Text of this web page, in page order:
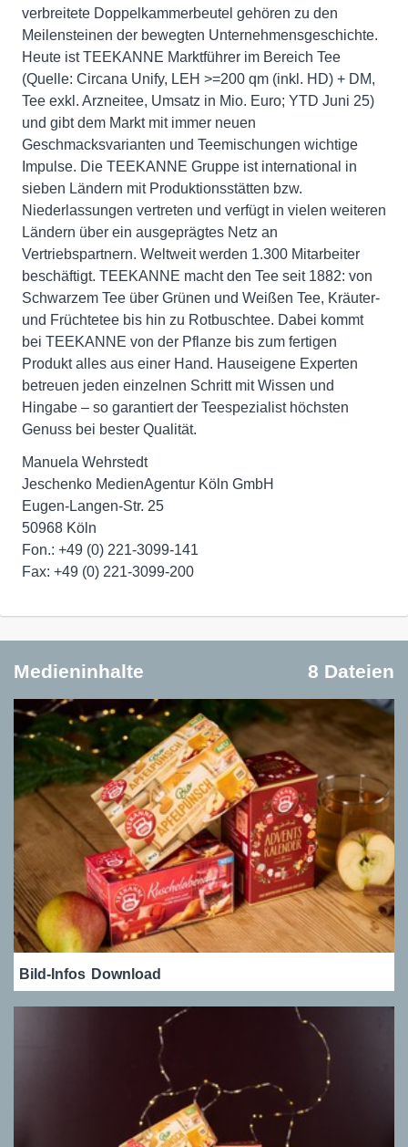
verbreitete Doppelkammerbeutel gehören zu den
Meilensteinen der bewegten Unternehmensgeschichte.
Heute ist TEEKANNE Marktführer im Bereich Tee
(Quelle: Circana Unify, LEH >=200 qm (inkl. HD) + DM,
Tee exkl. Arzneitee, Umsatz in Mio. Euro; YTD Juni 25)
und gibt dem Markt mit immer neuen
Geschmacksvarianten und Teemischungen wichtige
Impulse. Die TEEKANNE Gruppe ist international in
sieben Ländern mit Produktionsstätten bzw.
Niederlassungen vertreten und verfügt in vielen weiteren
Ländern über ein ausgeprägtes Netz an
Vertriebspartnern. Weltweit werden 1.300 Mitarbeiter
beschäftigt. TEEKANNE macht den Tee seit 1882: von
Schwarzem Tee über Grünen und Weißen Tee, Kräuter-
und Früchtetee bis hin zu Rotbuschtee. Dabei kommt
bei TEEKANNE von der Pflanze bis zum fertigen
Produkt alles aus einer Hand. Hauseigene Experten
betreuen jeden einzelnen Schritt mit Wissen und
Hingabe – so garantiert der Teespezialist höchsten
Genuss bei bester Qualität.
Manuela Wehrstedt
Jeschenko MedienAgentur Köln GmbH
Eugen-Langen-Str. 25
50968 Köln
Fon.: +49 (0) 221-3099-141
Medieninhalte 8 Dateien
Bild-Infos Download